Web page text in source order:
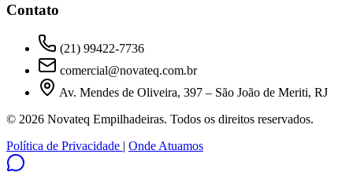
Contato
(21) 99422-7736
comercial@novateq.com.br
Av. Mendes de Oliveira, 397 – São João de Meriti, RJ
© 2026 Novateq Empilhadeiras. Todos os direitos reservados.
Política de Privacidade | Onde Atuamos